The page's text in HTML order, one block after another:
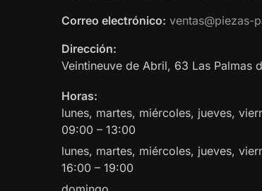
Correo electrónico: ventas@piezas-
Dirección:
Veintineuve de Abril, 63 Las Palmas
Horas:
lunes, martes, miércoles, jueves,
09:00 – 13:00
lunes, martes, miércoles, jueves,
16:00 – 19:00